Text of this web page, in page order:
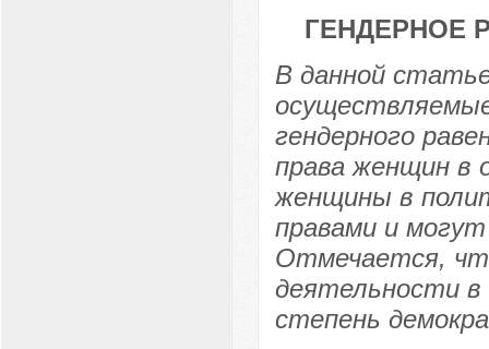
ГЕНДЕРНОЕ
В данной
гендерного
права женщин в
женщины в
правами и
Отмечается,
деятельности в
степень